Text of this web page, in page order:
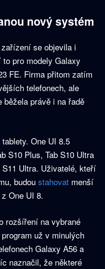
nový systém
se objevila i
pro modely Galaxy
FE. Firma přitom zatím
telefonech, ale
právě i na řadě
One UI 8.5
S10 Plus, Tab S10 Ultra
S11 Ultra. Uživatelé, kteří
budou stahovat menší
One UI 8.
rozšíření na vybrané
už v minulých
Galaxy A56 a
naznačil, že některé